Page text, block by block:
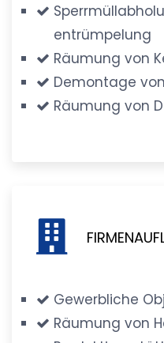
entrümpelung
Räumung von
Demontage
Räumung von
Gewerbliche
Räumung von